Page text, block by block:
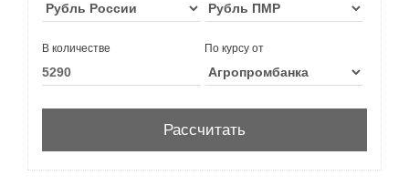
В количестве По курсу от